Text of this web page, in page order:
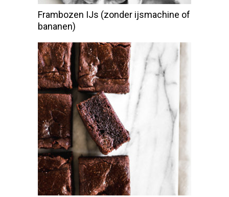
Frambozen IJs (zonder ijsmachine of
bananen)